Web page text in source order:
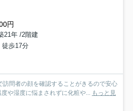
円
21年 /2階建
徒歩17分
訪問者の顔を確認することがきるので安心
や湿度に悩まされずに化粧や... もっと見